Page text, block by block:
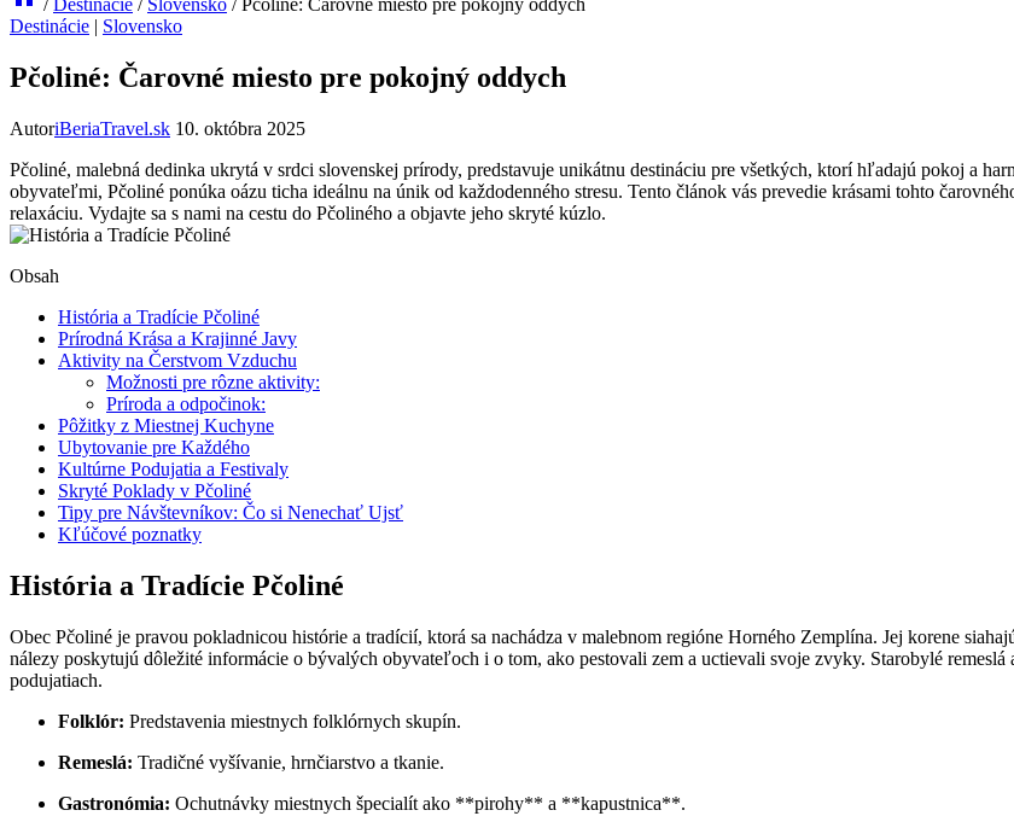
/ Destinácie / Slovensko / Pčoliné: Čarovné miesto pre pokojný oddych
Destinácie | Slovensko
Pčoliné: Čarovné miesto pre pokojný oddych
AutoriBeriaTravel.sk 10. októbra 2025
Pčoliné, malebná dedinka ukrytá​ v srdci slovenskej ⁤prírody, predstavuje‌ unikátnu destináciu ⁤pre všetkých, ‌ktorí hľadajú pokoj a
obyvateľmi, Pčoliné⁤ ponúka oázu‌ ticha ideálnu na únik​ od⁤ každodenného stresu. Tento článok vás prevedie krásami⁢ tohto
relaxáciu. Vydajte sa s ⁢nami na ‍cestu do‍ Pčoliného ​a objavte jeho skryté kúzlo.
Obsah
História a⁢ Tradície Pčoliné
Prírodná Krása​ a Krajinné Javy
Aktivity na Čerstvom Vzduchu
Možnosti⁢ pre​ rôzne‍ aktivity:
Príroda a ⁤odpočinok:
Pôžitky z Miestnej Kuchyne
Ubytovanie pre Každého
Kultúrne Podujatia a Festivaly
Skryté Poklady v‌ Pčoliné
Tipy pre Návštevníkov: Čo si ‌Nenechať Ujsť
Kľúčové poznatky
História a⁢ Tradície Pčoliné
Obec‍ Pčoliné je pravou pokladnicou histórie a‌ tradícií, ktorá sa nachádza ​v malebnom regióne Horného Zemplína. Jej korene
nálezy poskytujú⁢ dôležité informácie⁤ o bývalých obyvateľoch i o ‍tom, ako⁢ pestovali zem a uctievali ‌svoje zvyky. Starobylé
podujatiach.
Folklór: ‍Predstavenia⁤ miestnych folklórnych skupín.
Remeslá: Tradičné vyšívanie, hrnčiarstvo a⁣ tkanie.
Gastronómia: ⁣Ochutnávky miestnych‌ špecialít ako **pirohy** a **kapustnica**.